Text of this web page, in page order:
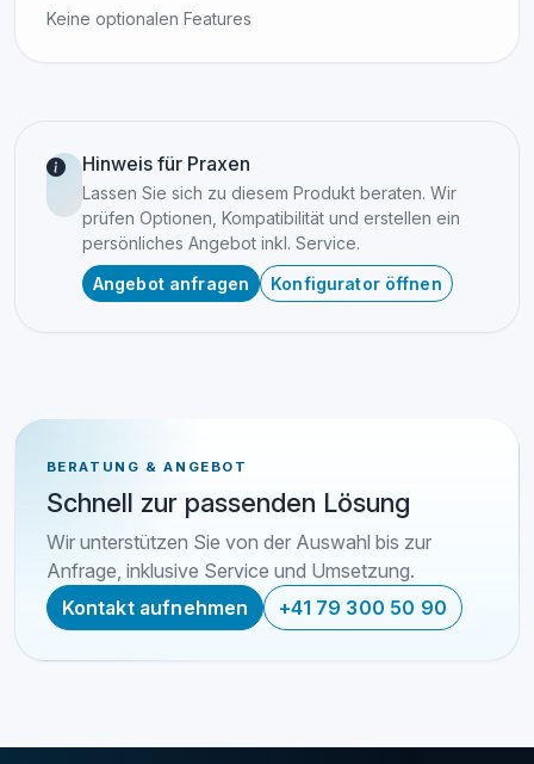
Keine optionalen Features
Hinweis für Praxen
Lassen Sie sich zu diesem Produkt beraten. Wir
prüfen Optionen, Kompatibilität und erstellen ein
persönliches Angebot inkl. Service.
Angebot anfragen
Konfigurator öffnen
BERATUNG & ANGEBOT
Schnell zur passenden Lösung
Wir unterstützen Sie von der Auswahl bis zur
Anfrage, inklusive Service und Umsetzung.
Kontakt aufnehmen
+41 79 300 50 90